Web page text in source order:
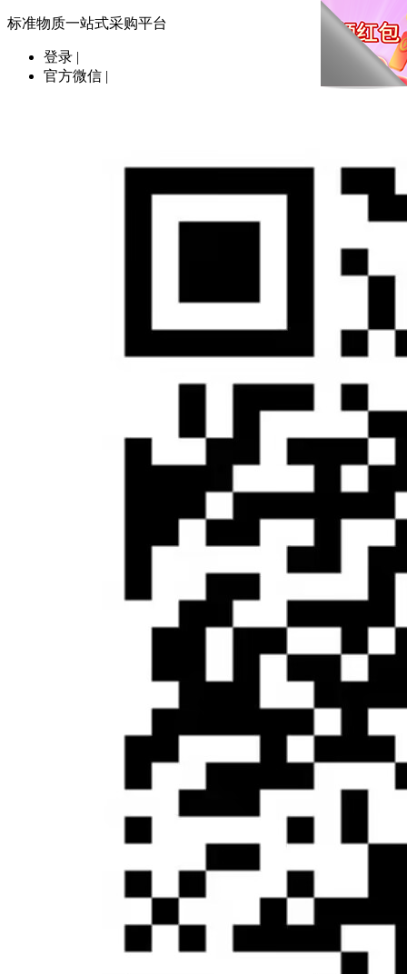
标准物质一站式采购平台
登录 |
官方微信 |